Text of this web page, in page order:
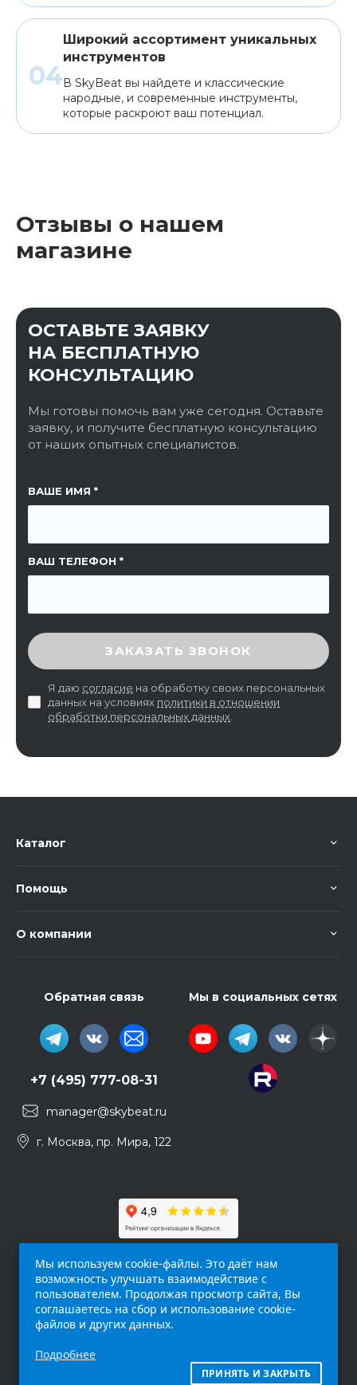
Широкий ассортимент уникальных
инструментов
В SkyBeat вы найдете и классические
народные, и современные инструменты,
которые раскроют ваш потенциал.
Отзывы о нашем
магазине
ОСТАВЬТЕ ЗАЯВКУ
НА БЕСПЛАТНУЮ
КОНСУЛЬТАЦИЮ
Мы готовы помочь вам уже сегодня. Оставьте
заявку, и получите бесплатную консультацию
от наших опытных специалистов.
ВАШЕ ИМЯ
ВАШ ТЕЛЕФОН
ССЫЛКА НА СТРАНИЦУ
ВВЕДИТЕ ПРОВЕРОЧНЫЙ КОД
ЗАКАЗАТЬ ЗВОНОК
Я даю согласие на обработку своих персональных
данных на условиях политики в отношении
обработки персональных данных
Каталог
Помощь
О компании
Обратная связь
+7 (495) 777-08-31
manager@skybeat.ru
г. Москва, пр. Мира, 122
Мы в социальных сетях
интернет-сайт (
исключительно информационный характер и
Мы используем cookie-файлы. Это даёт нам
возможность улучшать взаимодействие с
пользователем. Продолжая просмотр сайта, Вы
соглашаетесь на сбор и использование cookie-
файлов и других данных.
Подробнее
ПРИНЯТЬ И ЗАКРЫТЬ